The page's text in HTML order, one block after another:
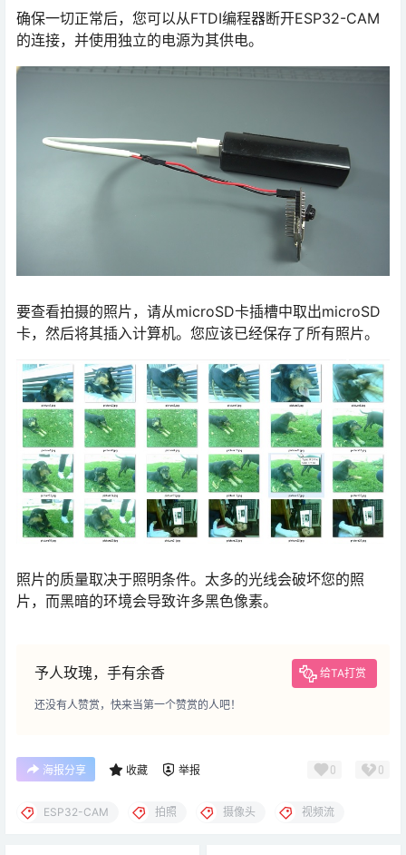
确保一切正常后，您可以从FTDI编程器断开ESP32-CAM
的连接，并使用独立的电源为其供电。
要查看拍摄的照片，请从microSD卡插槽中取出microSD
卡，然后将其插入计算机。您应该已经保存了所有照片。
照片的质量取决于照明条件。太多的光线会破坏您的照
片，而黑暗的环境会导致许多黑色像素。
予人玫瑰，手有余香 给TA打赏
还没有人赞赏，快来当第一个赞赏的人吧！
海报分享 收藏 举报 0 0
ESP32-CAM 拍照 摄像头 视频流